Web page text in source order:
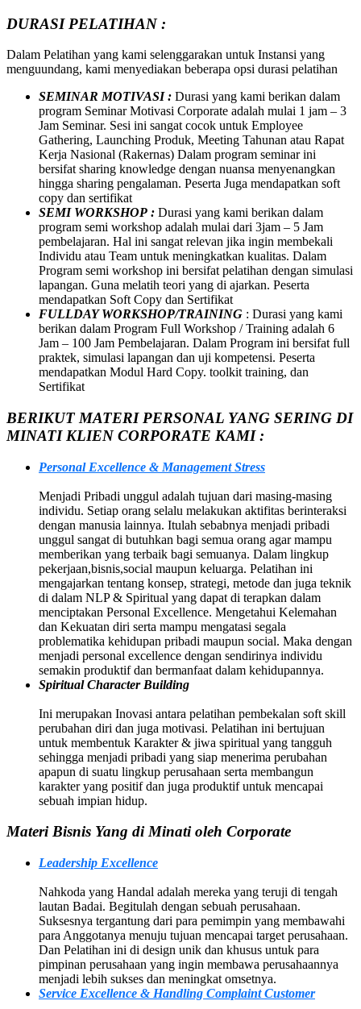
DURASI PELATIHAN :
Dalam Pelatihan yang kami selenggarakan untuk Instansi yang
menguundang, kami menyediakan beberapa opsi durasi pelatihan
SEMINAR MOTIVASI : Durasi yang kami berikan dalam
program Seminar Motivasi Corporate adalah mulai 1 jam – 3
Jam Seminar. Sesi ini sangat cocok untuk Employee
Gathering, Launching Produk, Meeting Tahunan atau Rapat
Kerja Nasional (Rakernas) Dalam program seminar ini
bersifat sharing knowledge dengan nuansa menyenangkan
hingga sharing pengalaman. Peserta Juga mendapatkan soft
copy dan sertifikat
SEMI WORKSHOP : Durasi yang kami berikan dalam
program semi workshop adalah mulai dari 3jam – 5 Jam
pembelajaran. Hal ini sangat relevan jika ingin membekali
Individu atau Team untuk meningkatkan kualitas. Dalam
Program semi workshop ini bersifat pelatihan dengan simulasi
lapangan. Guna melatih teori yang di ajarkan. Peserta
mendapatkan Soft Copy dan Sertifikat
FULLDAY WORKSHOP/TRAINING : Durasi yang kami
berikan dalam Program Full Workshop / Training adalah 6
Jam – 100 Jam Pembelajaran. Dalam Program ini bersifat full
praktek, simulasi lapangan dan uji kompetensi. Peserta
mendapatkan Modul Hard Copy. toolkit training, dan
Sertifikat
BERIKUT MATERI PERSONAL YANG SERING DI
MINATI KLIEN CORPORATE KAMI :
Personal Excellence & Management Stress
Menjadi Pribadi unggul adalah tujuan dari masing-masing
individu. Setiap orang selalu melakukan aktifitas berinteraksi
dengan manusia lainnya. Itulah sebabnya menjadi pribadi
unggul sangat di butuhkan bagi semua orang agar mampu
memberikan yang terbaik bagi semuanya. Dalam lingkup
pekerjaan,bisnis,social maupun keluarga. Pelatihan ini
mengajarkan tentang konsep, strategi, metode dan juga teknik
di dalam NLP & Spiritual yang dapat di terapkan dalam
menciptakan Personal Excellence. Mengetahui Kelemahan
dan Kekuatan diri serta mampu mengatasi segala
problematika kehidupan pribadi maupun social. Maka dengan
menjadi personal excellence dengan sendirinya individu
semakin produktif dan bermanfaat dalam kehidupannya.
Spiritual Character Building
Ini merupakan Inovasi antara pelatihan pembekalan soft skill
perubahan diri dan juga motivasi. Pelatihan ini bertujuan
untuk membentuk Karakter & jiwa spiritual yang tangguh
sehingga menjadi pribadi yang siap menerima perubahan
apapun di suatu lingkup perusahaan serta membangun
karakter yang positif dan juga produktif untuk mencapai
sebuah impian hidup.
Materi Bisnis Yang di Minati oleh Corporate
Leadership Excellence
Nahkoda yang Handal adalah mereka yang teruji di tengah
lautan Badai. Begitulah dengan sebuah perusahaan.
Suksesnya tergantung dari para pemimpin yang membawahi
para Anggotanya menuju tujuan mencapai target perusahaan.
Dan Pelatihan ini di design unik dan khusus untuk para
pimpinan perusahaan yang ingin membawa perusahaannya
menjadi lebih sukses dan meningkat omsetnya.
Service Excellence & Handling Complaint Customer